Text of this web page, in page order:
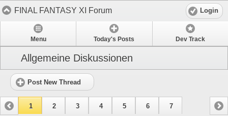
FINAL FANTASY XI Forum Login
Menu Today's Posts Dev Track
Allgemeine Diskussionen
Post New Thread
1 2 3 4 5 6 7